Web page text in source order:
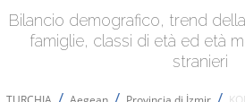
Bilancio demografico, trend
famiglie, classi di età ed età
stranieri